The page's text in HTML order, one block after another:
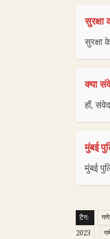
सुरक्षा
क्या
हाँ,
मुंबई
मुंबई
टैग:
2023